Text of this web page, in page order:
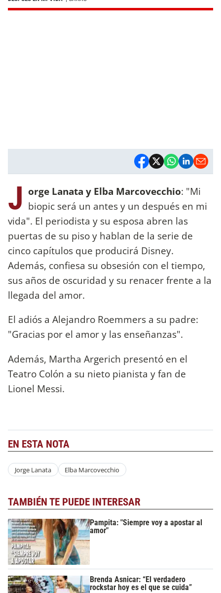
J orge Lanata y Elba Marcovecchio: "Mi
biopic será un antes y un después en mi
vida". El periodista y su esposa abren las
puertas de su piso y hablan de la serie de
cinco capítulos que producirá Disney.
Además, confiesa su obsesión con el tiempo,
sus años de oscuridad y su renacer frente a la
llegada del amor.
El adiós a Alejandro Roemmers a su padre:
"Gracias por el amor y las enseñanzas".
Además, Martha Argerich presentó en el
Teatro Colón a su nieto pianista y fan de
Lionel Messi.
EN ESTA NOTA
Jorge Lanata Elba Marcovecchio
TAMBIÉN TE PUEDE INTERESAR
Pampita: "Siempre voy a apostar al
amor"
Brenda Asnicar: “El verdadero
rockstar hoy es el que se cuida”